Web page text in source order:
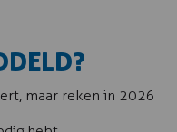
maar reken in 2026